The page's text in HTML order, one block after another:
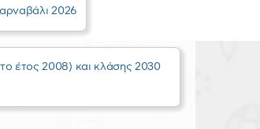
2026
έτος 2008) και κλάσης 2030